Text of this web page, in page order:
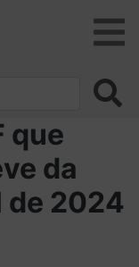
que
da
de 2024